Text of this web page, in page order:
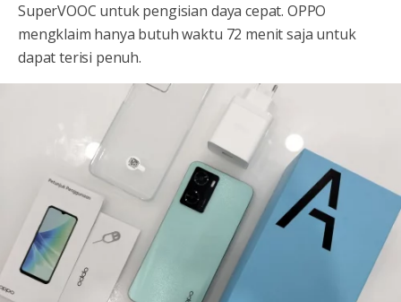
SuperVOOC untuk pengisian daya cepat. OPPO
mengklaim hanya butuh waktu 72 menit saja untuk
dapat terisi penuh.